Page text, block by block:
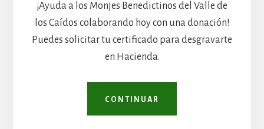
¡Ayuda a los Monjes Benedictinos del Valle de
los Caídos colaborando hoy con una donación!
Puedes solicitar tu certificado para desgravarte
en Hacienda.
CONTINUAR